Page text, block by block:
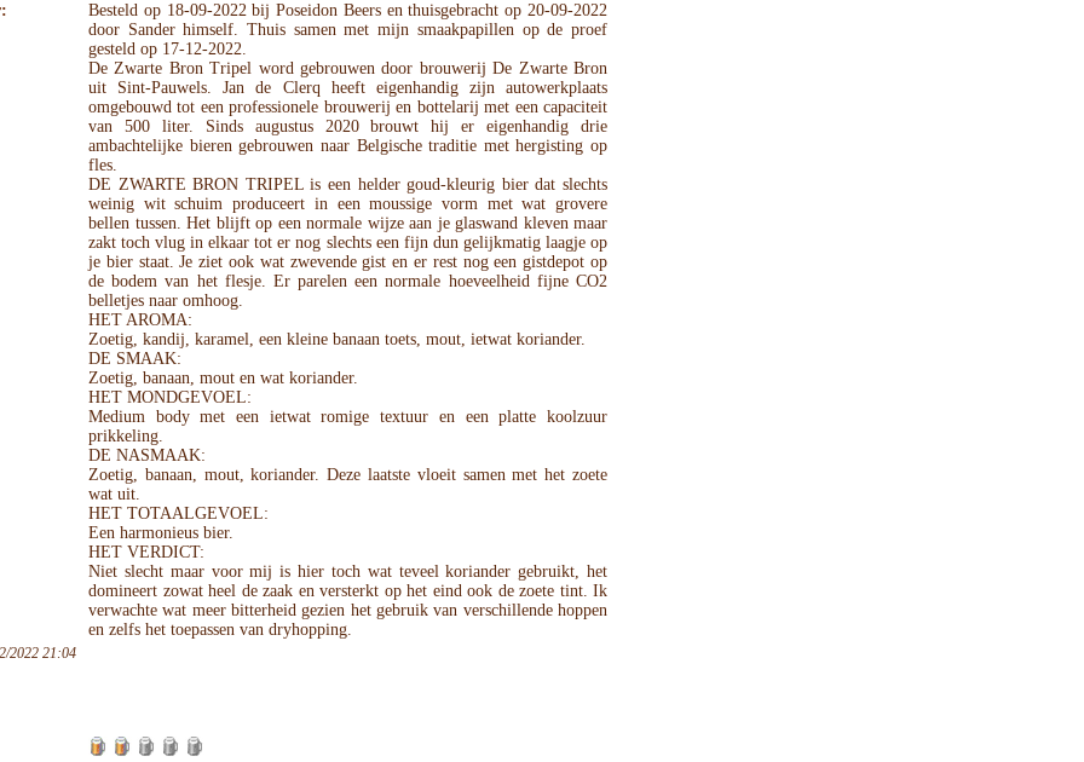
Besteld op 18-09-2022 bij Poseidon Beers en thuisgebracht op 20-09-2022
door Sander himself. Thuis samen met mijn smaakpapillen op de proef
gesteld op 17-12-2022.
De Zwarte Bron Tripel word gebrouwen door brouwerij De Zwarte Bron
uit Sint-Pauwels. Jan de Clerq heeft eigenhandig zijn autowerkplaats
omgebouwd tot een professionele brouwerij en bottelarij met een capaciteit
van 500 liter. Sinds augustus 2020 brouwt hij er eigenhandig drie
ambachtelijke bieren gebrouwen naar Belgische traditie met hergisting op
fles.
DE ZWARTE BRON TRIPEL is een helder goud-kleurig bier dat slechts
weinig wit schuim produceert in een moussige vorm met wat grovere
bellen tussen. Het blijft op een normale wijze aan je glaswand kleven maar
zakt toch vlug in elkaar tot er nog slechts een fijn dun gelijkmatig laagje op
je bier staat. Je ziet ook wat zwevende gist en er rest nog een gistdepot op
de bodem van het flesje. Er parelen een normale hoeveelheid fijne CO2
belletjes naar omhoog.
HET AROMA:
Zoetig, kandij, karamel, een kleine banaan toets, mout, ietwat koriander.
DE SMAAK:
Zoetig, banaan, mout en wat koriander.
HET MONDGEVOEL:
Medium body met een ietwat romige textuur en een platte koolzuur
prikkeling.
DE NASMAAK:
Zoetig, banaan, mout, koriander. Deze laatste vloeit samen met het zoete
wat uit.
HET TOTAALGEVOEL:
Een harmonieus bier.
HET VERDICT:
Niet slecht maar voor mij is hier toch wat teveel koriander gebruikt, het
domineert zowat heel de zaak en versterkt op het eind ook de zoete tint. Ik
verwachte wat meer bitterheid gezien het gebruik van verschillende hoppen
en zelfs het toepassen van dryhopping.
2022 21:04